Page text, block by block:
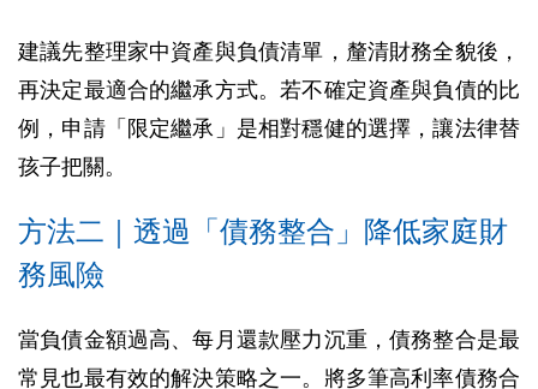
建議先整理家中資產與負債清單，釐清財務全貌後，
再決定最適合的繼承方式。若不確定資產與負債的比
例，申請「限定繼承」是相對穩健的選擇，讓法律替
孩子把關。
方法二｜透過「債務整合」降低家庭財
務風險
當負債金額過高、每月還款壓力沉重，債務整合是最
常見也最有效的解決策略之一。將多筆高利率債務合